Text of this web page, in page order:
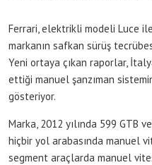
Ferrari, elektrikli modeli Luce
markanın safkan sürüş
Yeni ortaya çıkan raporlar,
ettiği manuel şanzıman
gösteriyor.
Marka, 2012 yılında 599 GTB
hiçbir yol arabasında manuel
segment araçlarda manuel